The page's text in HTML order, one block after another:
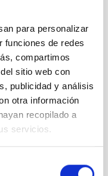
para personalizar
funciones de redes
compartimos
sitio web con
publicidad y análisis
otra información
recopilado a
servicios.
3)